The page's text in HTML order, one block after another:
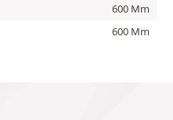
600 Mm
600 Mm